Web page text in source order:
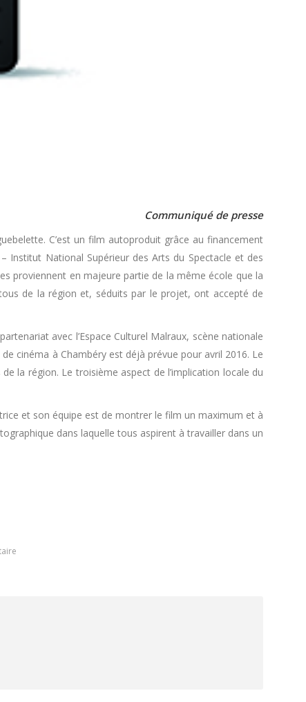
Communiqué de presse
C’est un film autoproduit grâce au financement
Institut National Supérieur des Arts du Spectacle et des
proviennent en majeure partie de la même école que la
de la région et, séduits par le projet, ont accepté de
avec l’Espace Culturel Malraux, scène nationale
cinéma à Chambéry est déjà prévue pour avril 2016. Le
la région. Le troisième aspect de l’implication locale du
et son équipe est de montrer le film un maximum et à
dans laquelle tous aspirent à travailler dans un